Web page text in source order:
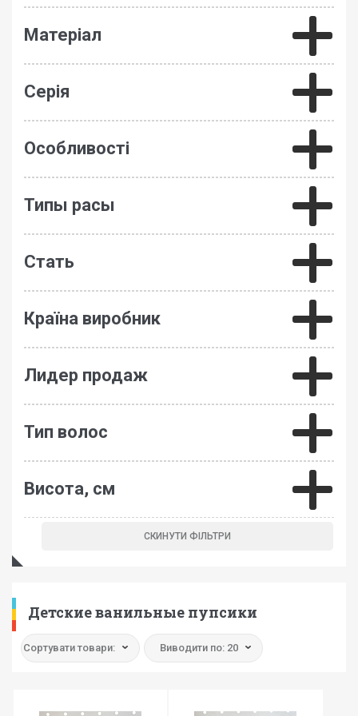
Матеріал
Серія
Особливості
Типы расы
Стать
Країна виробник
Лидер продаж
Тип волос
Висота, см
Детские ванильные пупсики
Сортувати товари: Виводити по: 20